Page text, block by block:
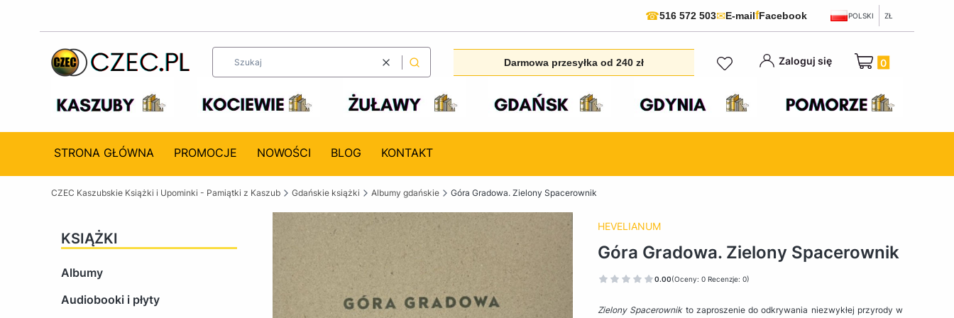
☎516 572 503✉E-mailfFacebook POLSKI ZŁ
WyczyśćSzukaj Darmowa przesyłka od 240 zł Zaloguj się Produkty w
STRONA GŁÓWNA PROMOCJE NOWOŚCI BLOG KONTAKT
CZEC Kaszubskie Książki i Upominki - Pamiątki z Kaszub Gdańskie książki Albumy gdańskie Góra Gradowa. Zielony Spacerownik
KSIĄŻKI
Albumy
Audiobooki i płyty
HEVELIANUM
Góra Gradowa. Zielony Spacerownik
0.00(Oceny: 0 Recenzje: 0)
Zielony Spacerownikto zaproszenie do odkrywania niezwykłej przyrody w